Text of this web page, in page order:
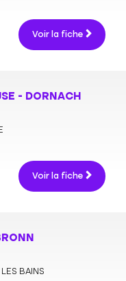
Voir la fiche
- DORNACH
Voir la fiche
BAINS